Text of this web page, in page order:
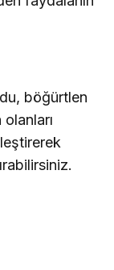
böğürtlen